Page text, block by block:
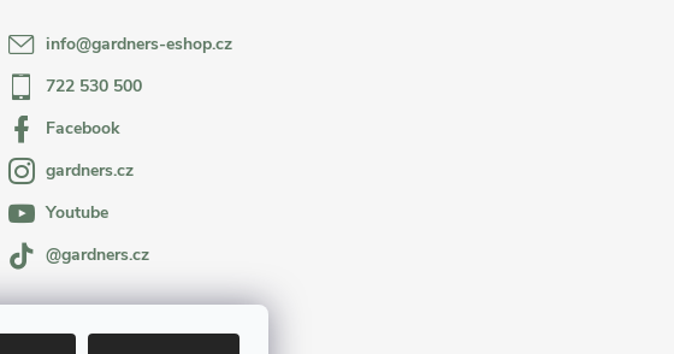
info@gardners-eshop.cz
722 530 500
Facebook
gardners.cz
Youtube
@gardners.cz